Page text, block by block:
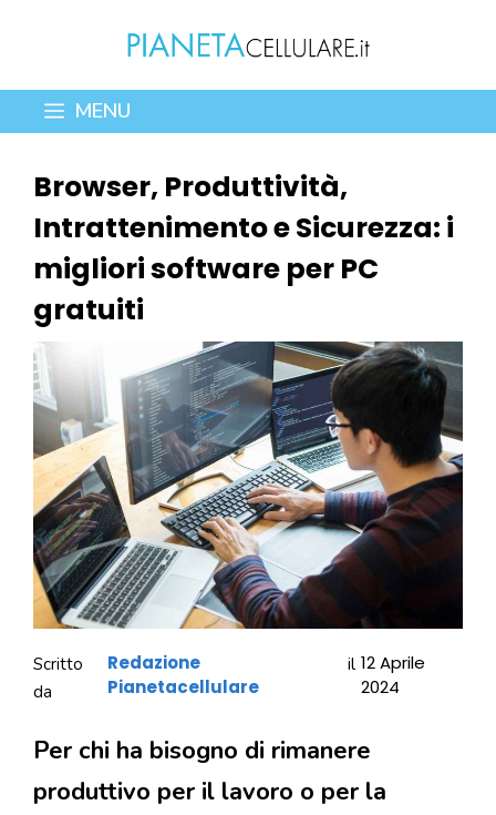
contenuto
MENU
Browser, Produttività,
Intrattenimento e Sicurezza: i
migliori software per PC
gratuiti
Scritto
da
Redazione
Pianetacellulare
il 12 Aprile
2024
Per chi ha bisogno di rimanere
produttivo per il lavoro o per la